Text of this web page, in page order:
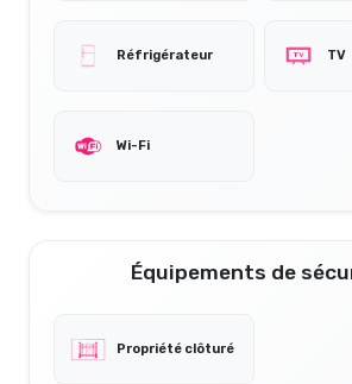
Réfrigérateur TV
Wi-Fi
Équipements de
Propriété clôturé